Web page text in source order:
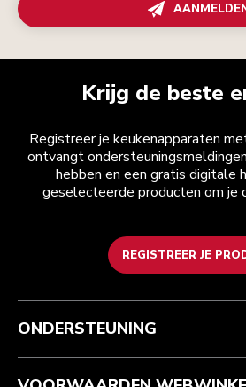
Krijg de beste
Registreer je keukenapparaten
ontvangt
hebben en een gratis digitale
geselecteerde producten om je
REGISTREER JE
Health check
Je bestelling volgen
Garantie en documenten
Veelgestelde vragen
Algemene voorwaarden
Retournering en terugbetaling
Imprint
ODR
Het merk
Zoek een winkel
ONDERSTEUNING